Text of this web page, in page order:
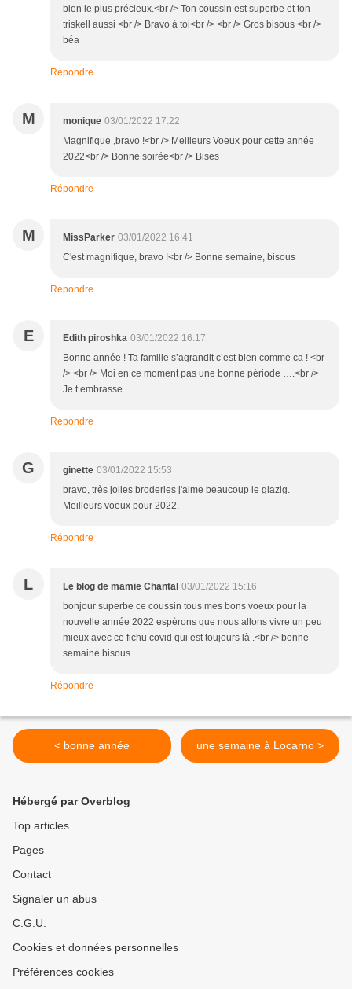
bien le plus précieux.<br /> Ton coussin est superbe et ton
triskell aussi <br /> Bravo à toi<br /> <br /> Gros bisous <br />
béa
Répondre
M monique 03/01/2022 17:22
Magnifique ,bravo !<br /> Meilleurs Voeux pour cette année
2022<br /> Bonne soirée<br /> Bises
Répondre
M MissParker 03/01/2022 16:41
C'est magnifique, bravo !<br /> Bonne semaine, bisous
Répondre
E Edith piroshka 03/01/2022 16:17
Bonne année ! Ta famille s’agrandit c’est bien comme ca ! <br
/> <br /> Moi en ce moment pas une bonne période ….<br />
Je t embrasse
Répondre
G ginette 03/01/2022 15:53
bravo, très jolies broderies j'aime beaucoup le glazig.
Meilleurs voeux pour 2022.
Répondre
L Le blog de mamie Chantal 03/01/2022 15:16
bonjour superbe ce coussin tous mes bons voeux pour la
nouvelle année 2022 espèrons que nous allons vivre un peu
mieux avec ce fichu covid qui est toujours là .<br /> bonne
semaine bisous
Répondre
< bonne année une semaine à Locarno >
Hébergé par Overblog
Top articles
Pages
Contact
Signaler un abus
C.G.U.
Cookies et données personnelles
Préférences cookies